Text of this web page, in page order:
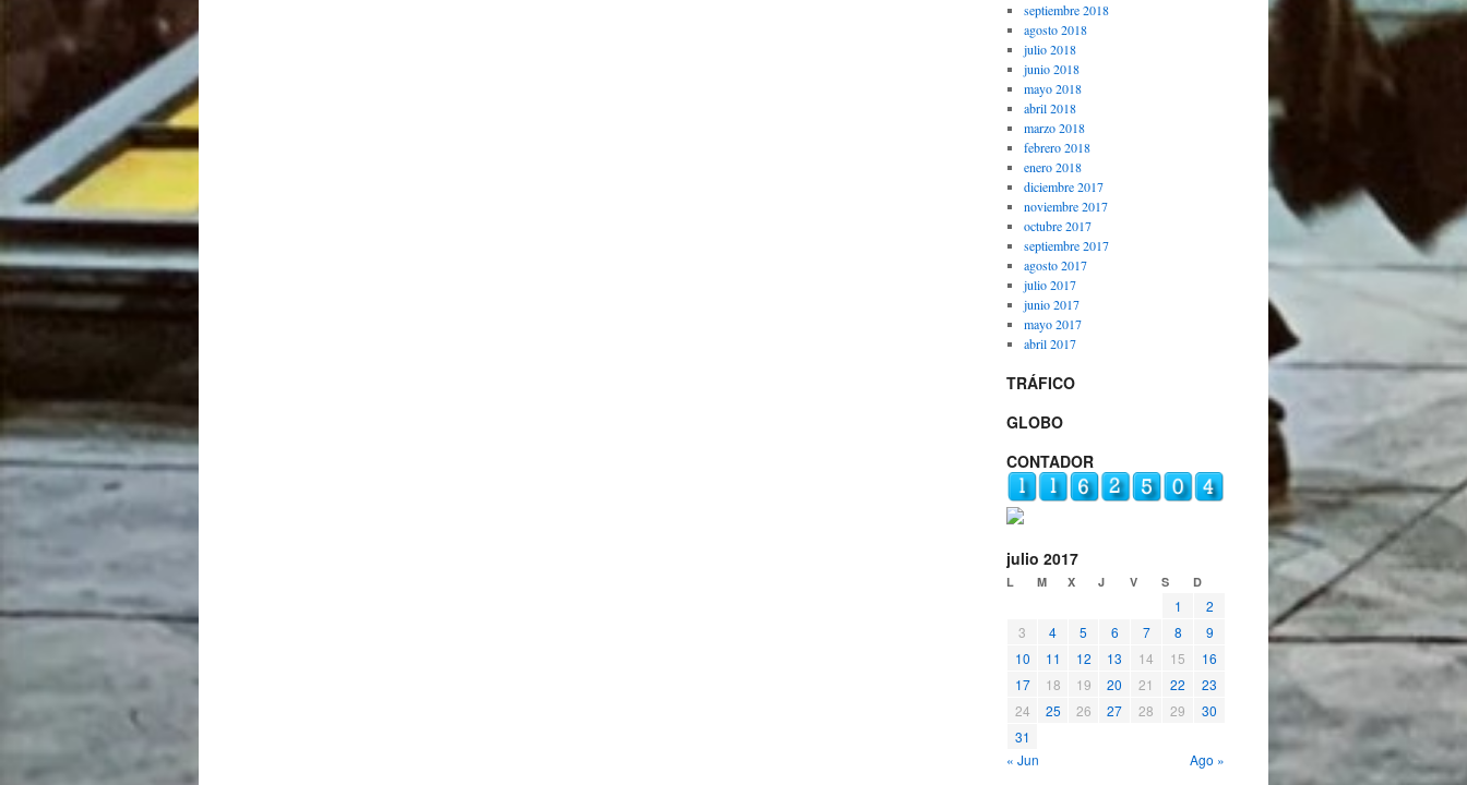
septiembre 2018
agosto 2018
julio 2018
junio 2018
mayo 2018
abril 2018
marzo 2018
febrero 2018
enero 2018
diciembre 2017
noviembre 2017
octubre 2017
septiembre 2017
agosto 2017
julio 2017
junio 2017
mayo 2017
abril 2017
TRÁFICO
GLOBO
CONTADOR
julio 2017
L M X J V S D
1
2
3
4 5 6 7 8
9
10
11 12 13 14 15
16
17
18 19 20 21 22
23
24
25 26 27 28 29
30
31
« Jun
Ago »